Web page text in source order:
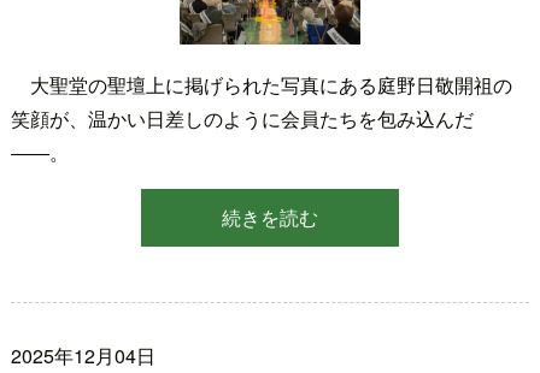
大聖堂の聖壇上に掲げられた写真にある庭野日敬開祖の
笑顔が、温かい日差しのように会員たちを包み込んだ
――。
続きを読む
2025年12月04日